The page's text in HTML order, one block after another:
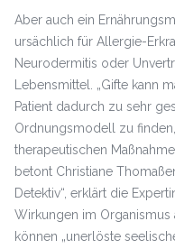
Aber auch ein
ursächlich für Allergie-
Neurodermitis oder
Lebensmittel. „Gifte kann
Patient dadurch zu sehr
Ordnungsmodell zu
therapeutischen
betont Christiane
Detektiv“, erklärt die
Wirkungen im
können „unerlöste